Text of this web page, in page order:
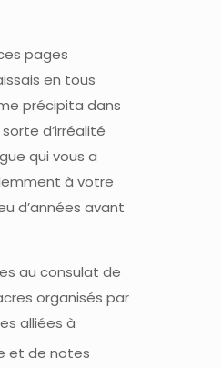
pages
en tous
précipita dans
d’irréalité
qui vous a
à votre
d’années avant
au consulat de
organisés par
alliées à
et de notes